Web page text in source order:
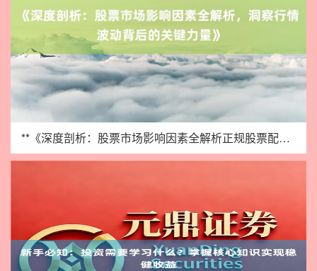
**《深度剖析：股票市场影响因素全解析正规股票配资推荐，洞察